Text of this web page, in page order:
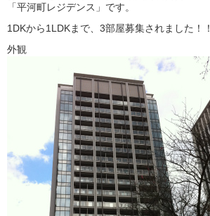
「平河町レジデンス」です。
1DKから1LDKまで、3部屋募集されました！！
外観